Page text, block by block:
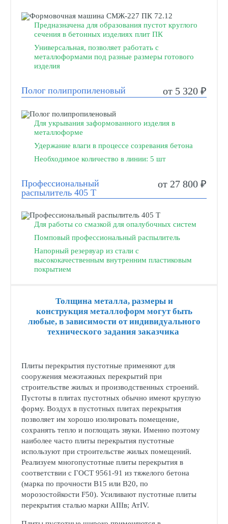
Предназначена для образования пустот круглого
сечения в бетонных изделиях плит ПК
Универсальная, позволяет работать с
металлоформами под разные размеры готового
изделия
Полог полипропиленовый от 5 320 ₽
Для укрывания заформованного изделия в
металлоформе
Удержание влаги в процессе созревания бетона
Необходимое количество в линии: 5 шт
Профессиональный
распылитель 405 Т
от 27 800 ₽
Для работы со смазкой для опалубочных систем
Помповый профессиональный распылитель
Напорный резервуар из стали с
высококачественным внутренним пластиковым
покрытием
Толщина металла, размеры и
конструкция металлоформ могут быть
любые, в зависимости от индивидуального
технического задания заказчика
Плиты перекрытия пустотные применяют для
сооружения межэтажных перекрытий при
строительстве жилых и производственных строений.
Пустоты в плитах пустотных обычно имеют круглую
форму. Воздух в пустотных плитах перекрытия
позволяет им хорошо изолировать помещение,
сохранять тепло и поглощать звуки. Именно поэтому
наиболее часто плиты перекрытия пустотные
используют при строительстве жилых помещений.
Реализуем многопустотные плиты перекрытия в
соответствии с ГОСТ 9561-91 из тяжелого бетона
(марка по прочности В15 или В20, по
морозостойкости F50). Усиливают пустотные плиты
перекрытия сталью марки АIIIв; АтIV.